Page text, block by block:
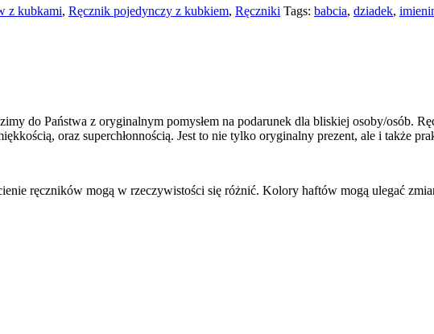
z kubkami, Ręcznik pojedynczy z kubkiem, Ręczniki Tags: babcia, dziadek,
do Państwa z oryginalnym pomysłem na podarunek dla bliskiej osoby/osób.
oraz superchłonnością. Jest to nie tylko oryginalny prezent, ale i także
ręczników mogą w rzeczywistości się różnić. Kolory haftów mogą ulegać